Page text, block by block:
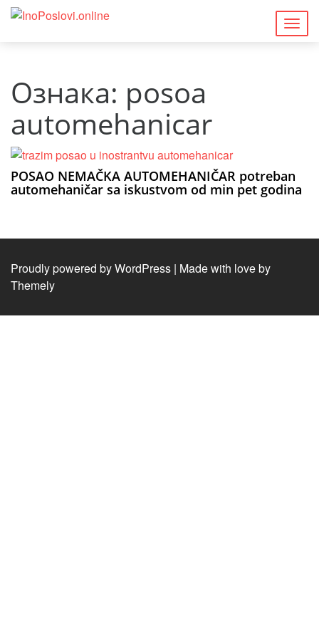
Ознака: posoa
automehanicar
POSAO NEMAČKA AUTOMEHANIČAR potreban
automehaničar sa iskustvom od min pet godina
Proudly powered by WordPress | Made with love by
Themely